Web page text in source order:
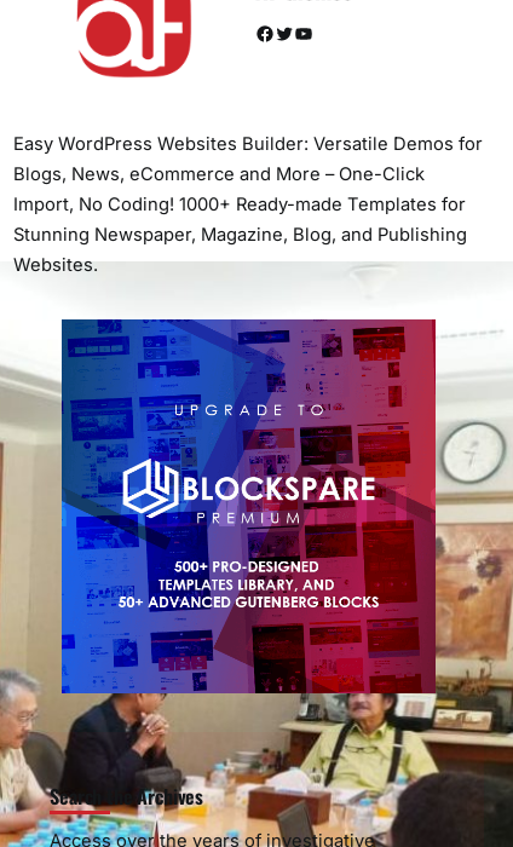
Facebook Twitter YouTube
Easy WordPress Websites Builder: Versatile Demos for
Blogs, News, eCommerce and More – One-Click
Import, No Coding! 1000+ Ready-made Templates for
Stunning Newspaper, Magazine, Blog, and Publishing
Websites.
Search the Archives
Access over the years of investigative